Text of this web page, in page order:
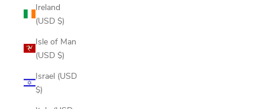
Ireland
(USD $)
Isle of Man
(USD $)
Israel (USD
$)